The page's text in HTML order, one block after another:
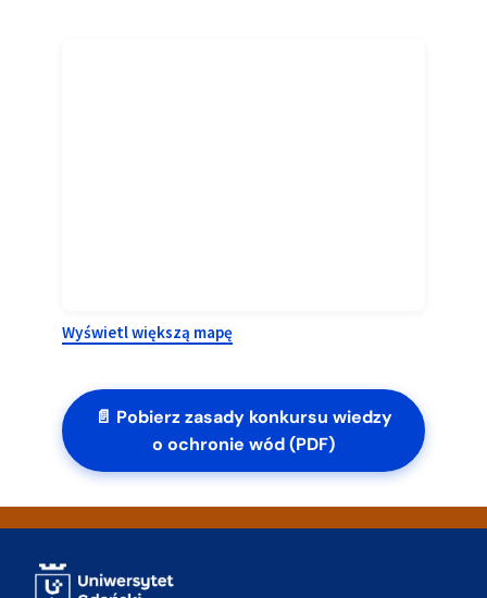
Wyświetl większą mapę
📄 Pobierz zasady konkursu wiedzy
o ochronie wód (PDF)